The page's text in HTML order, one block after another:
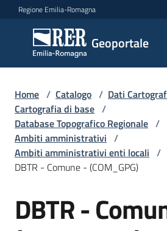
Vai al contenuto
Vai alla navigazione
Vai al footer
Regione Emilia-Romagna
Geoportale
Geoportale
Catalogo
dati,
servizi
e
metadati
Visualizza
dati
Home / Catalogo / Dati
Cartografia di base /
Database Topografico Regionale /
Ambiti amministrativi /
Ambiti amministrativi enti locali /
DBTR - Comune - (COM_GPG)
Salta al contenuto
DBTR -